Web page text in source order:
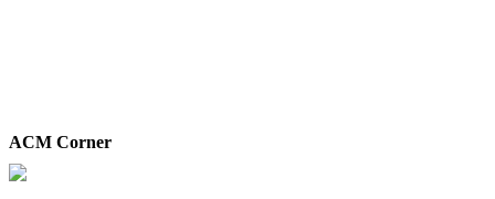
ACM Corner